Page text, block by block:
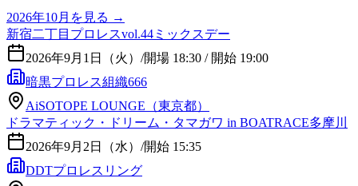
2026年10月 を見る →
新宿二丁目プロレスvol.44ミックスデー
2026年9月1日（火） /開場 18:30 / 開始 19:00
暗黒プロレス組織666
AiSOTOPE LOUNGE（東京都）
ドラマティック・ドリーム・タマガワ in BOATRACE多摩川
2026年9月2日（水） /開始 15:35
DDTプロレスリング